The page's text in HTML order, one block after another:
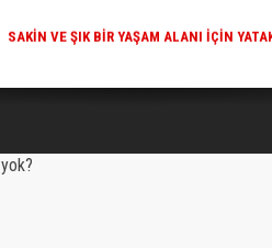
KARS'IN TURIZM